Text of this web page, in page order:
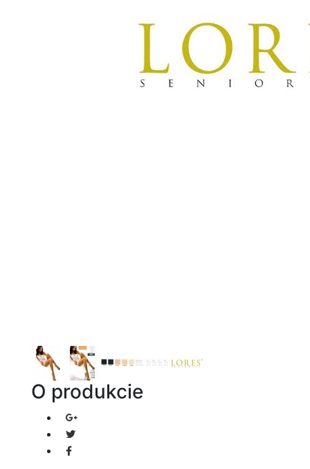
O produkcie